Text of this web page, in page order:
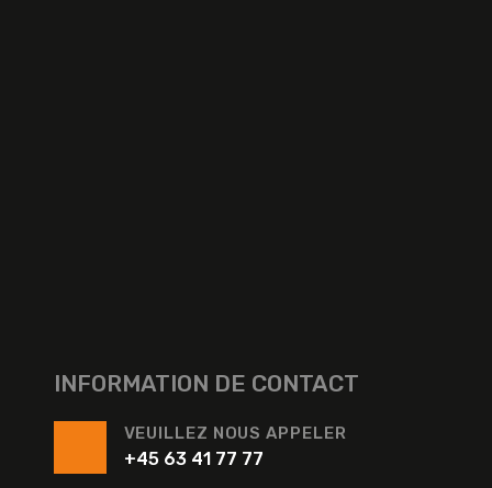
INFORMATION DE CONTACT
VEUILLEZ NOUS APPELER
+45 63 41 77 77